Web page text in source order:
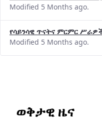
Modified 5 Months ago.
የሳይንሳዊ ጥናትና ምርምር
Modified 5 Months ago.
ወቅታዊ ዜና